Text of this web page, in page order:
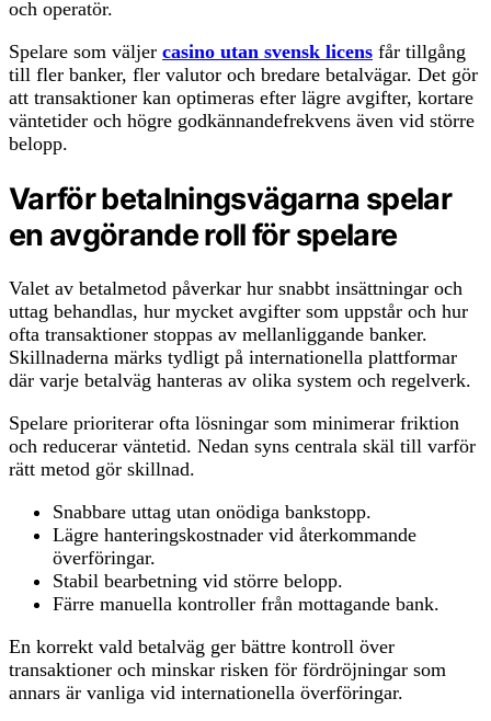
och operatör.
Spelare som väljer casino utan svensk licens får tillgång
till fler banker, fler valutor och bredare betalvägar. Det gör
att transaktioner kan optimeras efter lägre avgifter, kortare
väntetider och högre godkännandefrekvens även vid större
belopp.
Varför betalningsvägarna spelar
en avgörande roll för spelare
Valet av betalmetod påverkar hur snabbt insättningar och
uttag behandlas, hur mycket avgifter som uppstår och hur
ofta transaktioner stoppas av mellanliggande banker.
Skillnaderna märks tydligt på internationella plattformar
där varje betalväg hanteras av olika system och regelverk.
Spelare prioriterar ofta lösningar som minimerar friktion
och reducerar väntetid. Nedan syns centrala skäl till varför
rätt metod gör skillnad.
Snabbare uttag utan onödiga bankstopp.
Lägre hanteringskostnader vid återkommande
överföringar.
Stabil bearbetning vid större belopp.
Färre manuella kontroller från mottagande bank.
En korrekt vald betalväg ger bättre kontroll över
transaktioner och minskar risken för fördröjningar som
annars är vanliga vid internationella överföringar.